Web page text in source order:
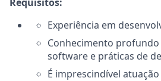
Experiência em
Conhecimento
software e práticas de
É imprescindível